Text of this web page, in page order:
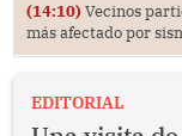
(14:10) Vecinos
más afectado por
EDITORIAL